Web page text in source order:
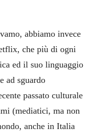
abbiamo invece
che più di ogni
ed il suo linguaggio
ad sguardo
passato culturale
(mediatici, ma non
anche in Italia